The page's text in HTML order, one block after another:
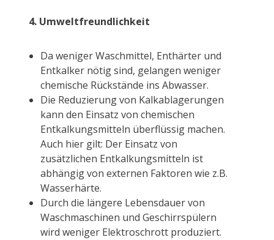
4. Umweltfreundlichkeit
Da weniger Waschmittel, Enthärter und
Entkalker nötig sind, gelangen weniger
chemische Rückstände ins Abwasser.
Die Reduzierung von Kalkablagerungen
kann den Einsatz von chemischen
Entkalkungsmitteln überflüssig machen.
Auch hier gilt: Der Einsatz von
zusätzlichen Entkalkungsmitteln ist
abhängig von externen Faktoren wie z.B.
Wasserhärte.
Durch die längere Lebensdauer von
Waschmaschinen und Geschirrspülern
wird weniger Elektroschrott produziert.